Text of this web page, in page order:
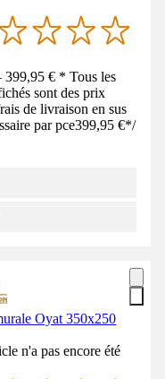
€ * Tous les
sont des prix
de livraison en sus
par pce399,95 €*/
Oyat 350x250
n'a pas encore été